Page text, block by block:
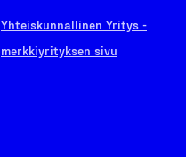
Yhteiskunnallinen Yritys -
merkkiyrityksen sivu